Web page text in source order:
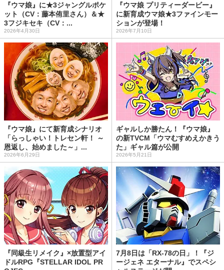
『ウマ娘』に★3ジャングルポケ
ット（CV：藤本侑里さん）＆★
3フジキセキ（CV：...
2026年4月30日
『ウマ娘 プリティーダービー』
に新育成ウマ娘★3ファインモー
ションが登場！
2026年7月10日
『ウマ娘』にて新育成シナリオ
「らっしゃい！トレセン軒！ ～
恩返し、始めました～」...
2026年6月29日
ギャルしか勝たん！『ウマ娘』
の新TVCM「ウマむすめえかきう
た」ギャル篇が公開
2026年5月21日
『同級生リメイク』×放置型アイ
ドルRPG『STELLAR IDOL PR
7月8日は「RX-78の日」！『ジ
ージェネ エターナル』でスペシ